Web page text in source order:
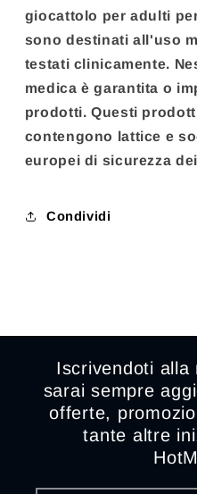
giocattolo per adulti
sono destinati all'uso
testati clinicamente.
medica è garantita o
prodotti. Questi
contengono lattice e
europei di sicurezza
Condividi
Iscrivendoti alla
sarai sempre
offerte,
tante altre